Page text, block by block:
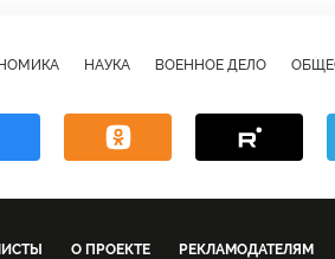
НАУКА ВОЕННОЕ ДЕЛО
О ПРОЕКТЕ РЕКЛАМОДАТЕЛЯМ